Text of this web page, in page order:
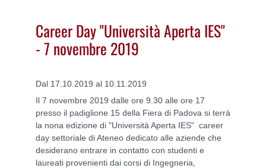
Career Day "Università Aperta IES"
- 7 novembre 2019
Dal 17.10.2019 al 10.11.2019
Il 7 novembre 2019 dalle ore 9.30 alle ore 17
presso il padiglione 15 della Fiera di Padova si terrà
la nona edizione di "Università Aperta IES" career
day settoriale di Ateneo dedicato alle aziende che
desiderano entrare in contatto con studenti e
laureati provenienti dai corsi di Ingegneria,